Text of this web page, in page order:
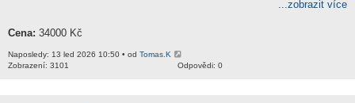
...zobrazit více
Cena: 34000 Kč
Naposledy: 13 led 2026 10:50 • od Tomas.K
Odpovědi: 0
Zobrazení: 3101